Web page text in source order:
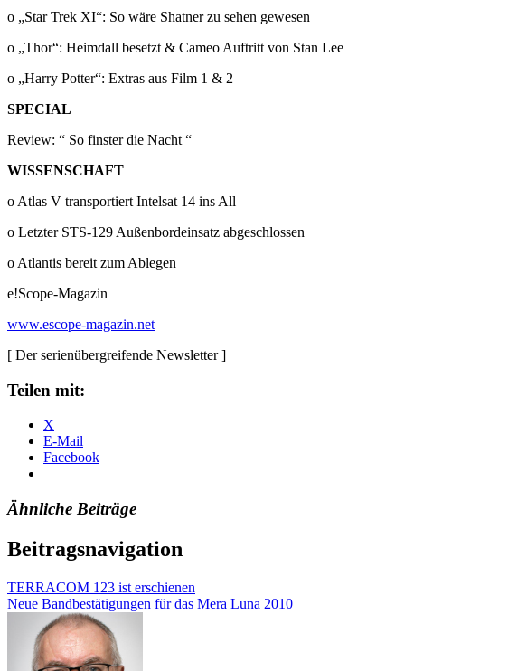
o „Star Trek XI“: So wäre Shatner zu sehen gewesen
o „Thor“: Heimdall besetzt & Cameo Auftritt von Stan Lee
o „Harry Potter“: Extras aus Film 1 & 2
SPECIAL
Review: “ So finster die Nacht “
WISSENSCHAFT
o Atlas V transportiert Intelsat 14 ins All
o Letzter STS-129 Außenbordeinsatz abgeschlossen
o Atlantis bereit zum Ablegen
e!Scope-Magazin
www.escope-magazin.net
[ Der serienübergreifende Newsletter ]
Teilen mit:
X
E-Mail
Facebook
Ähnliche Beiträge
Beitragsnavigation
TERRACOM 123 ist erschienen
Neue Bandbestätigungen für das Mera Luna 2010